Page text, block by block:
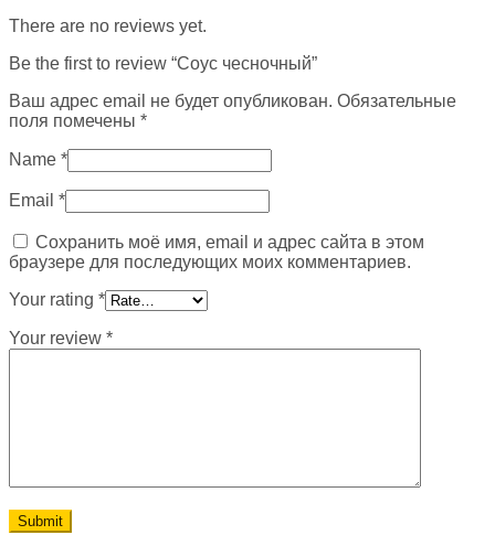
There are no reviews yet.
Be the first to review “Соус чесночный”
Ваш адрес email не будет опубликован. Обязательные
поля помечены *
Name *
Email *
Сохранить моё имя, email и адрес сайта в этом
браузере для последующих моих комментариев.
Your rating *
Your review *